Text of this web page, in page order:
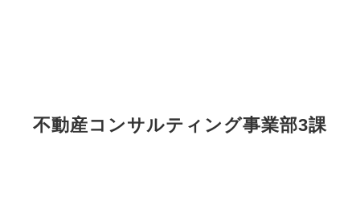
不動産コンサルティング事業部3課